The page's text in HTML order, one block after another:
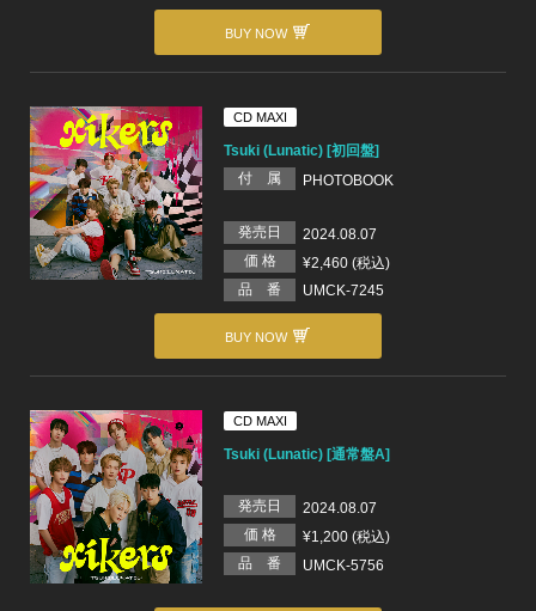
BUY NOW
CD MAXI
Tsuki (Lunatic) [初回盤]
付 属
PHOTOBOOK
発売日
2024.08.07
価 格
¥2,460 (税込)
品 番
UMCK-7245
BUY NOW
CD MAXI
Tsuki (Lunatic) [通常盤A]
発売日
2024.08.07
価 格
¥1,200 (税込)
品 番
UMCK-5756